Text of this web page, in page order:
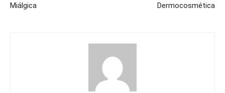
Miálgica
Dermocosmética